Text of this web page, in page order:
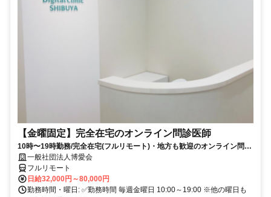
【金曜固定】完全在宅のオンライン問診医師
10時〜19時勤務/完全在宅(フルリモート)・地方も歓迎のオンライン問診
業務一般社団法人博愛会
フルリモート
日給32,000円～80,000円
勤務時間・曜日: ✅勤務時間 毎週金曜日 10:00～19:00 ※他の曜日も